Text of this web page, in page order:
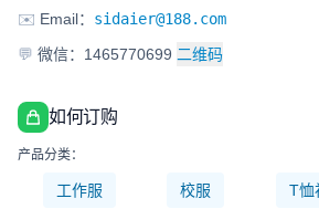
✉️ Email： sidaier@188.com
💬 微信：1465770699 二维码
如何订购
产品分类：
工作服 校服 T恤